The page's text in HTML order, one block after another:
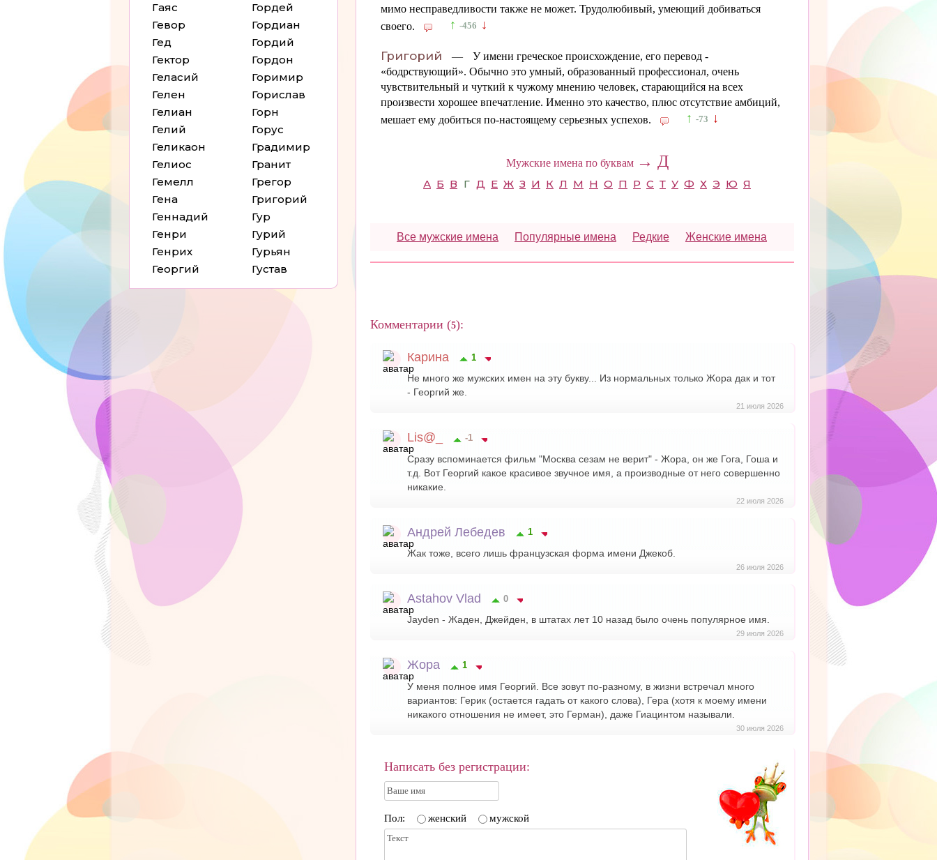
мимо несправедливости также не может. Трудолюбивый, умеющий добиваться
своего.
↑ -456 ↓
Григорий —
У имени греческое происхождение, его перевод -
«бодрствующий». Обычно это умный, образованный профессионал, очень
чувствительный и чуткий к чужому мнению человек, старающийся на всех
произвести хорошее впечатление. Именно это качество, плюс отсутствие амбиций,
мешает ему добиться по-настоящему серьезных успехов.
↑ -73 ↓
Мужские имена по буквам → Д
А Б В Г Д Е Ж З И К Л М Н О П Р С Т У Ф Х Э Ю Я
Все мужские имена Популярные имена Редкие Женские имена
Комментарии (5):
Карина 1
Не много же мужских имен на эту букву... Из нормальных только Жора дак и тот
- Георгий же.
21 июля 2026
Lis@_ -1
Сразу вспоминается фильм "Москва сезам не верит" - Жора, он же Гога, Гоша и
т.д. Вот Георгий какое красивое звучное имя, а производные от него совершенно
никакие.
22 июля 2026
Андрей Лебедев 1
Жак тоже, всего лишь французская форма имени Джекоб.
26 июля 2026
Astahov Vlad 0
Jayden - Жаден, Джейден, в штатах лет 10 назад было очень популярное имя.
29 июля 2026
Жора 1
У меня полное имя Георгий. Все зовут по-разному, в жизни встречал много
вариантов: Герик (остается гадать от какого слова), Гера (хотя к моему имени
никакого отношения не имеет, это Герман), даже Гиацинтом называли.
30 июля 2026
Написать без регистрации:
Пол: женский мужской
Гаяс
Гевор
Гед
Гектор
Геласий
Гелен
Гелиан
Гелий
Геликаон
Гелиос
Гемелл
Гена
Геннадий
Генри
Генрих
Георгий
Гордей
Гордиан
Гордий
Гордон
Горимир
Горислав
Горн
Горус
Градимир
Гранит
Грегор
Григорий
Гур
Гурий
Гурьян
Густав